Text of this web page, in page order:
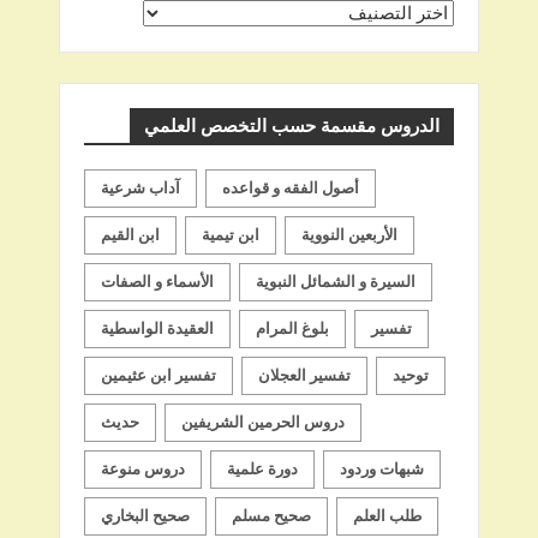
اختر
الدروس مقسمة حسب التخصص العلمي
آداب شرعية أصول الفقه و قواعده
ابن القيم ابن تيمية الأربعين النووية
الأسماء و الصفات السيرة و الشمائل النبوية
العقيدة الواسطية بلوغ المرام تفسير
تفسير ابن عثيمين تفسير العجلان توحيد
حديث دروس الحرمين الشريفين
دروس منوعة دورة علمية شبهات وردود
صحيح البخاري صحيح مسلم طلب العلم